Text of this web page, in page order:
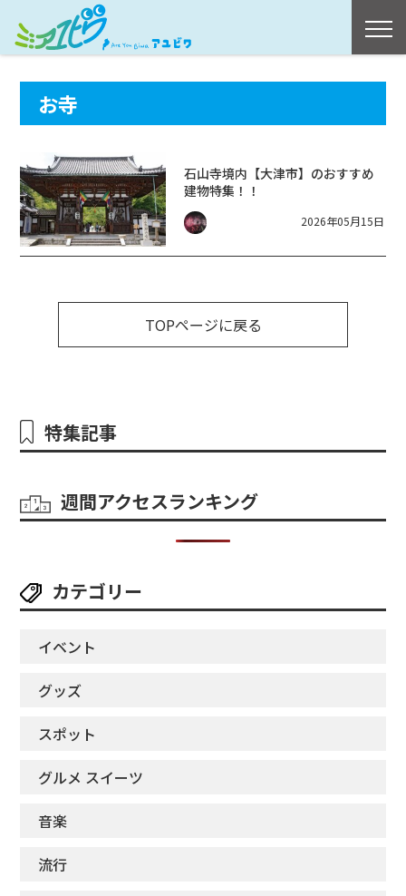
お寺
石山寺境内【大津市】のおすすめ
建物特集！！
2026年05月15日
TOPページに戻る
特集記事
週間アクセスランキング
カテゴリー
イベント
グッズ
スポット
グルメ スイーツ
音楽
流行